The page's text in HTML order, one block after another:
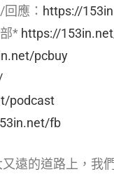
應： https://
* https://
pcbuy
podcast
fb
遠的道路上，我